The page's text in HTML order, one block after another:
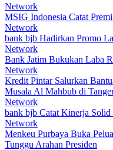
Network
MSIG Indonesia Catat
Network
bank bjb Hadirkan Promo
Network
Bank Jatim Bukukan Laba
Network
Kredit Pintar Salurkan
Musala Al Mahbub di
Network
bank bjb Catat Kinerja
Network
Menkeu Purbaya Buka
Tunggu Arahan Presiden